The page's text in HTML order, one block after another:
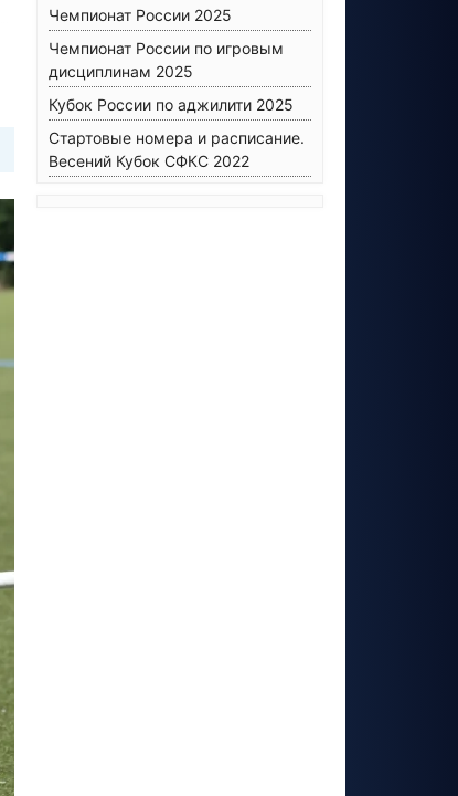
Чемпионат России 2025
Чемпионат России по игровым
дисциплинам 2025
Кубок России по аджилити 2025
Стартовые номера и расписание.
Весений Кубок СФКС 2022